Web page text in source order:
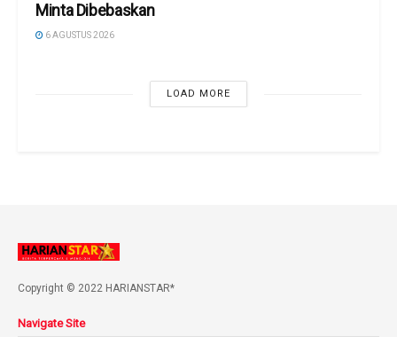
Minta Dibebaskan
6 AGUSTUS 2026
LOAD MORE
Copyright © 2022 HARIANSTAR*
Navigate Site